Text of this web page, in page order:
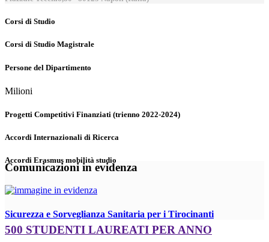
Corsi di Studio
Corsi di Studio Magistrale
Persone del Dipartimento
Milioni
Progetti Competitivi Finanziati (trienno 2022-2024)
Accordi Internazionali di Ricerca
Accordi Erasmus mobilità studio
Comunicazioni in evidenza
Sicurezza e Sorveglianza Sanitaria per i Tirocinanti
500 STUDENTI LAUREATI PER ANNO